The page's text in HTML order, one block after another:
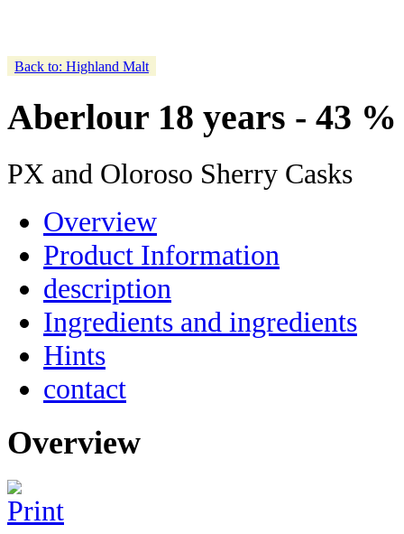
Back to: Highland Malt
Aberlour 18 years - 43
PX and Oloroso Sherry Casks
Overview
Product Information
description
Ingredients and ingredients
Hints
contact
Overview